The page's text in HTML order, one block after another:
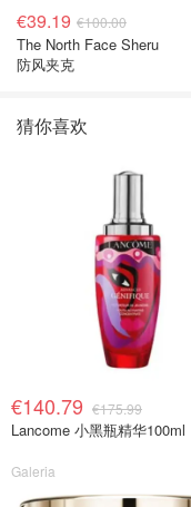
€39.19 €100.00
The North Face Sheru
防风夹克
猜你喜欢
€140.79 €175.99
Lancome 小黑瓶精华100ml
Galeria